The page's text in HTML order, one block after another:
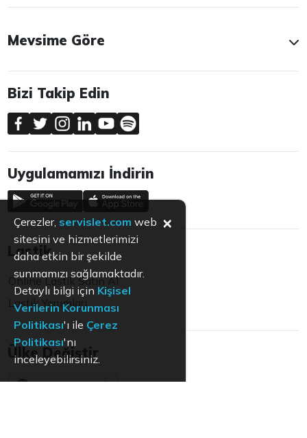
Mevsime Göre
Bizi Takip Edin
Uygulamamızı İndirin
Lastik
Online Lastik Satın Al
Lastik Yorumları
Ülke Değiştir
Türkiye
Çerezler, servislet.com web
sitesini ve hizmetlerimizi
daha etkin bir şekilde
sunmamızı sağlamaktadır.
Detaylı bilgi için Kişisel
Verilerin Korunması
Politikası'ı ile Çerez
Politikası'nı
inceleyebilirsiniz.
×